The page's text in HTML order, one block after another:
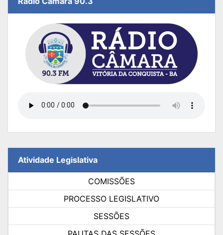
Atividade Legislativa
COMISSÕES
PROCESSO LEGISLATIVO
SESSÕES